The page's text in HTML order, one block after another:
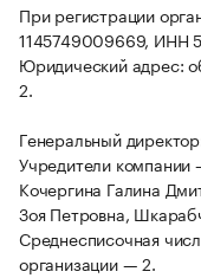
При регистрации
1145749009669, ИНН
Юридический адрес:
2.
Генеральный
Учредители компании
Кочергина Галина
Зоя Петровна,
Среднесписочная
организации — 2.